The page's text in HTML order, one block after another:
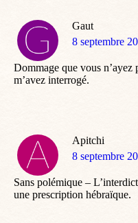
Gaut
dit
8 septembre
Dommage que vous n’ayez
m’avez interrogé.
Apitchi
dit
8 septembre
Sans polémique –
une prescription hébraïque.